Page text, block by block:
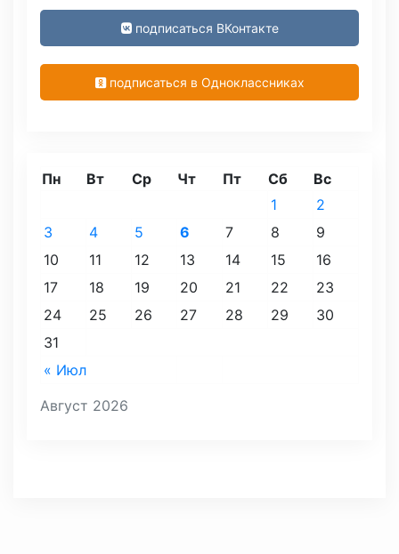
подписаться ВКонтакте
подписаться в Одноклассниках
Август 2026
Пн Вт Ср Чт Пт Сб Вс
« Июл
1
2
3
4 5 6 7 8
9
10
11 12 13 14 15
16
17
18 19 20 21 22
23
24
25 26 27 28 29
30
31